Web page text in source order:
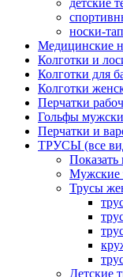
носки-
Медицинские
Колготки и
Колготки для
Колготки
Перчатки
Гольфы
Перчатки и
ТРУСЫ (все
Показать
Мужские
Трусы
Детские